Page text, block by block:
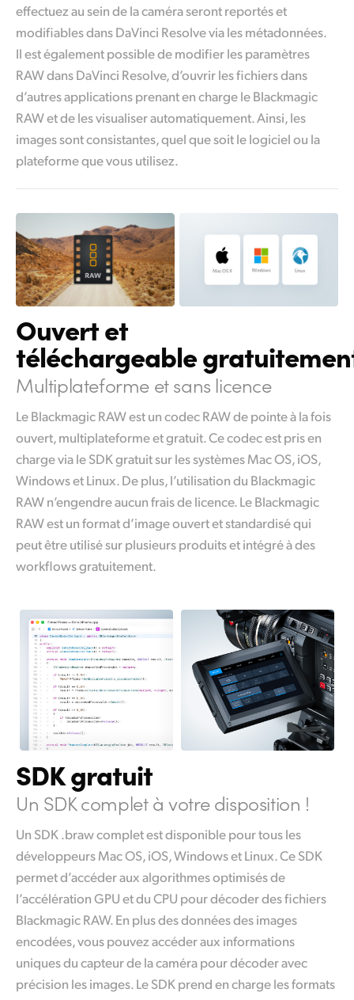
effectuez au sein de la caméra seront reportés et
modifiables dans DaVinci Resolve via les métadonnées.
Il est égalementpossible de modifier les paramètres
RAW dans DaVinci Resolve, d’ouvrir les fichiers dans
d’autres applications prenant en charge le Blackmagic
RAW et de les visualiser automatiquement. Ainsi, les
images sont consistantes, quel que soit le logiciel ou la
plateforme que vous utilisez.
Ouvert et
téléchargeable
Multiplateforme et sans licence
Le Blackmagic RAW est un codec RAW de pointe à la fois
ouvert, multiplateforme et gratuit. Ce codec est pris en
charge via le SDK gratuit sur les systèmes Mac OS, iOS,
Windows et Linux. De plus, l’utilisation du Blackmagic
RAW n’engendre aucun frais de licence. Le Blackmagic
RAW est un format d’image ouvert et standardisé qui
peut être utilisé sur plusieurs produits et intégré à des
workflows gratuitement.
SDK gratuit
Un SDK complet à votre disposition !
Un SDK .braw complet est disponible pour tous les
développeurs Mac OS, iOS, Windows et Linux. Ce SDK
permet d’accéder aux algorithmes optimisés de
l’accélération GPU et du CPU pour décoder des fichiers
Blackmagic RAW. En plus des données des images
encodées, vous pouvez accéder aux informations
uniques du capteur de la caméra pour décoder avec
précision les images. Le SDK prend en charge les formats